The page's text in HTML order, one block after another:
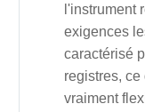
l'instrument
exigences
caractérisé
registres,
vraiment